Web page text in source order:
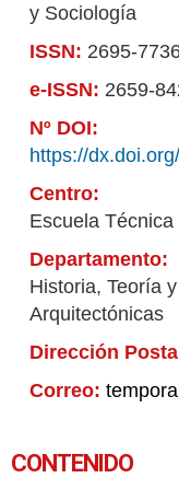
y Sociología
ISSN: 2695-
e-ISSN: 2659-
Nº DOI:
https://
Centro:
Escuela
Departamento:
Historia, Teoría
Arquitectónicas
Dirección
Correo:
CONTENIDO